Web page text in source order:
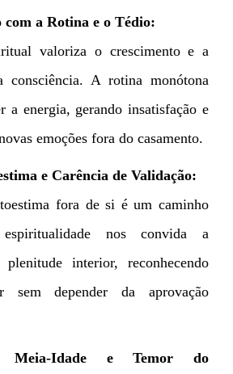
com a Rotina e o Tédio:
valoriza o crescimento e a
consciência. A rotina monótona
a energia, gerando insatisfação e
emoções fora do casamento.
e Carência de Validação:
fora de si é um caminho
nos convida a
interior, reconhecendo
sem depender da aprovação
Meia-Idade e Temor do